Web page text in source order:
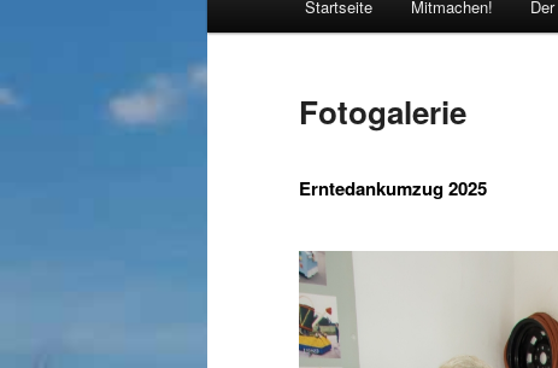
Startseite Mitmachen!
Fotogalerie
Erntedankumzug 2025